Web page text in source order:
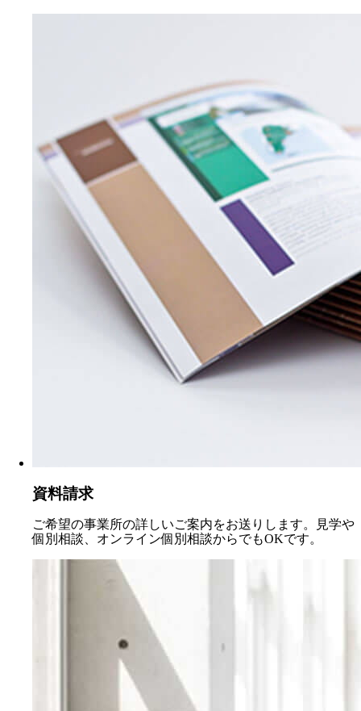
資料請求
ご希望の事業所の詳しいご案内をお送りします。見学や
個別相談、オンライン個別相談からでもOKです。